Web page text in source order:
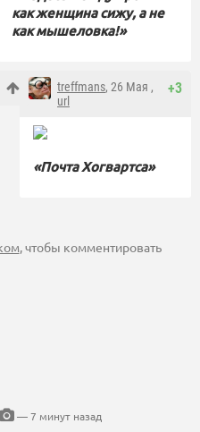
как женщина сижу, а не
как мышеловка!»
+3
treffmans, 26 Мая ,
url
«Почта Хогвартса»
, чтобы комментировать
— 7 минут назад